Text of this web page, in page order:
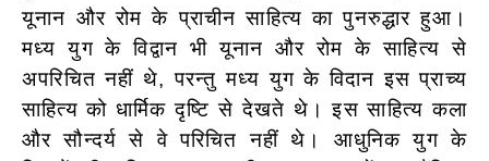
यूनान और रोम के प्राचीन साहित्य का पुनरुद्धार हुआ।
मध्य युग के विद्वान भीयूनान और रोम के साहित्य से
अपरिचित नहीं थे, परन्तु मध्य युग के विदान इस प्राच्य
साहित्य को धार्मिक दृष्टि से देखते थे। इस साहित्य कला
और सौन्दर्य से वे परिचित नहीं थे। आधुनिक युग के